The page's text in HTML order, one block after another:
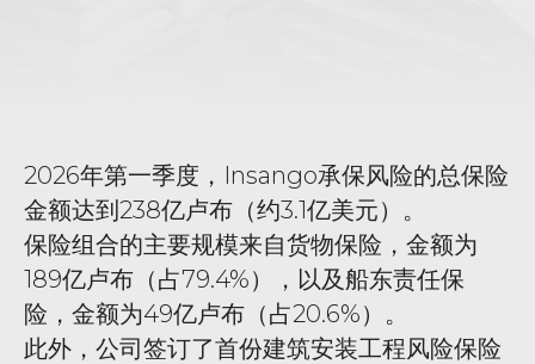
2026年第一季度，Insango承保风险的总保险
金额达到238亿卢布（约3.1亿美元）。
保险组合的主要规模来自货物保险，金额为
189亿卢布（占79.4%），以及船东责任保
险，金额为49亿卢布（占20.6%）。
此外，公司签订了首份建筑安装工程风险保险